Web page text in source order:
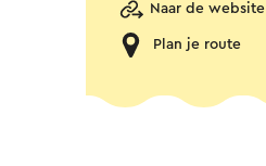
Naar de website
Plan je route